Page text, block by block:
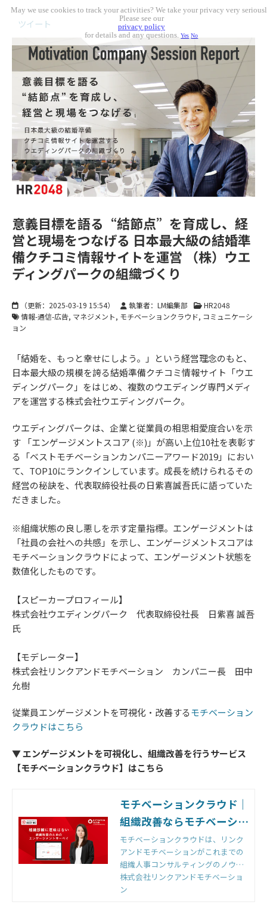
ツイート
意義目標を語る“結節点”を育成し、経
営と現場をつなげる 日本最大級の結婚準
備クチコミ情報サイトを運営 （株）ウエ
ディングパークの組織づくり
（更新： 2025-03-19 15:54） 執筆者：LM編集部
HR2048
情報-通信-広告 マネジメント モチベーションクラウド コミュニケーシ
ョン
「結婚を、もっと幸せにしよう。」という経営理念のもと、
日本最大級の規模を誇る結婚準備クチコミ情報サイト「ウエ
ディングパーク」をはじめ、複数のウエディング専門メディ
アを運営する株式会社ウエディングパーク。
ウエディングパークは、企業と従業員の相思相愛度合いを示
す 「エンゲージメントスコア (※)」が高い上位10社を表彰す
る「ベストモチベーションカンパニーアワード2019」におい
て、TOP10にランクインしています。成長を続けられるその
経営の秘訣を、代表取締役社長の日紫喜誠吾氏に語っていた
だきました。
※組織状態の良し悪しを示す定量指標。エンゲージメントは
「社員の会社への共感」を示し、エンゲージメントスコアは
モチベーションクラウドによって、エンゲージメント状態を
数値化したものです。
【スピーカープロフィール】
株式会社ウエディングパーク 代表取締役社長 日紫喜 誠吾
氏
【モデレーター】
株式会社リンクアンドモチベーション カンパニー長 田中
允樹
従業員エンゲージメントを可視化・改善するモチベーション
クラウドはこちら
▼ エンゲージメントを可視化し、組織改善を行うサービス
【モチベーションクラウド】はこちら
モチベーションクラウド｜
組織改善ならモチベーショ
ンクラウド
モチベーションクラウドは、リンク
アンドモチベーションがこれまでの
組織人事コンサルティングのノウハ
ウをもとに開発した国内初の組織改
善クラウドです。組織のモノサシ
株式会社リンクアンドモチベーショ
ン
May we use cookies to track your activities? We take your privacy very
Please see our
privacy policy
for details and any questions.Yes No